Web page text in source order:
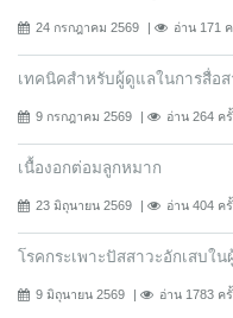
24 กรกฎาคม 2569 อ่าน 171
เทคนิคสำหรับผู้ดูแลในการสื่อ
9 กรกฎาคม 2569 อ่าน 264 ค
เนื้องอกต่อมลูกหมาก
23 มิถุนายน 2569 อ่าน 404 ค
โรคกระเพาะปัสสาวะอักเสบใ
9 มิถุนายน 2569 อ่าน 1783 ค